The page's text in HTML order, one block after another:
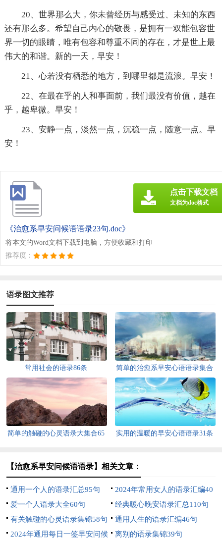
20、世界那么大，你未曾经历与感受过、未知的东西
还有那么多。希望自己内心的敬畏，是拥有一双能包容世
界一切的眼睛，唯有包容和尊重不同的存在，才是世上最
伟大的和谐。新的一天，早安！
21、心若没有栖悉的地方，到哪里都是流浪。早安！
22、在最在乎的人和事面前，我们最没有价值，越在
乎，越卑微。早安！
23、安静一点，淡然一点，沉稳一点，随意一点。早
安！
《治愈系早安问候语语录23句.doc》
将本文的Word文档下载到电脑，方便收藏和打印
推荐度：
点击下载文档
文档为doc格式
语录图文推荐
常用社会的语录86条
简单的治愈系早安心语语录集合
46句
简单的触碰的心灵语录大集合65
实用的温暖的早安心语语录31条
【治愈系早安问候语语录】相关文章：
通用一个人的语录汇总95句
2024年常用女人的语录汇编40
句
爱一个人语录大全60句
经典暖心晚安语录汇总110句
有关触碰的心灵语录集锦58句
通用人生的语录汇编46句
2024年通用每日一签早安问候
离别的语录集锦39句